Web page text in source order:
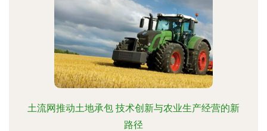
土流网推动土地承包 技术创新与农业生产经营的新
路径